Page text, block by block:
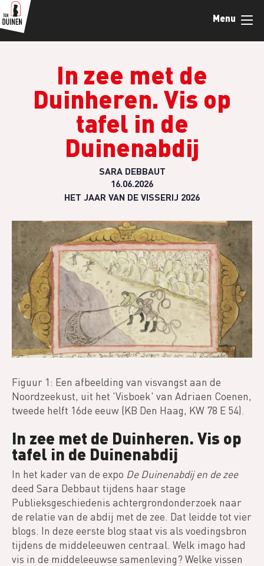
Skip
to
main
Menu
In zee met de
Duinheren. Vis op
tafel in de
Duinenabdij
SARA DEBBAUT
16.06.2026
HET JAAR VAN DE VISSERIJ 2026
Figuur 1: Een afbeelding van visvangst aan de
Noordzeekust, uit het 'Visboek' van Adriaen Coenen,
tweede helft 16de eeuw (KB Den Haag, KW 78 E 54).
In zee met de Duinheren. Vis op
tafel in de Duinenabdij
In het kader van de expo De Duinenabdij en de zee
deed Sara Debbaut tijdens haar stage
Publieksgeschiedenis achtergrondonderzoek naar
de relatie van de abdij met de zee. Dat leidde tot vier
blogs. In deze eerste blog staat vis als voedingsbron
tijdens de middeleeuwen centraal. Welk imago had
vis in de middeleeuwse samenleving? Welke vissen